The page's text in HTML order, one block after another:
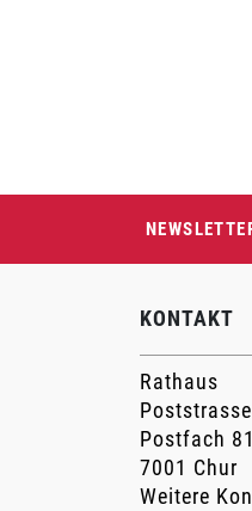
Fusszeile
KONTAKT
Rathaus
Postfach
7001 Chur
Weitere